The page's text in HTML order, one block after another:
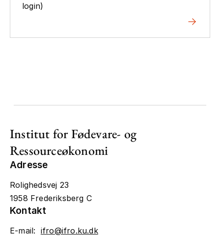
login)
Institut for Fødevare- og
Ressourceøkonomi
Adresse
Rolighedsvej 23
1958 Frederiksberg C
Kontakt
E-mail: ifro@ifro.ku.dk